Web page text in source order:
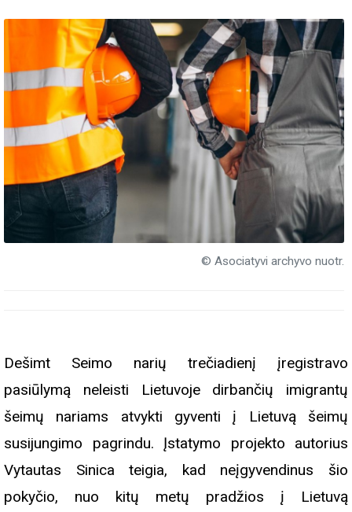
© Asociatyvi archyvo nuotr.
Dešimt Seimo narių trečiadienį įregistravo
pasiūlymą neleisti Lietuvoje dirbančių imigrantų
šeimų nariams atvykti gyventi į Lietuvą šeimų
susijungimo pagrindu. Įstatymo projekto autorius
Vytautas Sinica teigia, kad neįgyvendinus šio
pokyčio, nuo kitų metų pradžios į Lietuvą